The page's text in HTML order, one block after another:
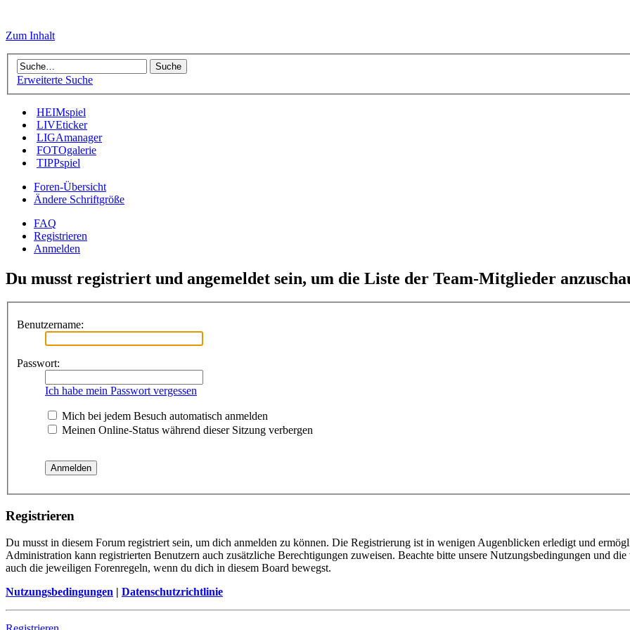
Zum Inhalt
Erweiterte Suche
HEIMspiel
LIVEticker
LIGAmanager
FOTOgalerie
TIPPspiel
Foren-Übersicht
Ändere Schriftgröße
FAQ
Registrieren
Anmelden
Du musst registriert und angemeldet sein, um die Liste der Team-Mitglieder
Benutzername:
Passwort:
Ich habe mein Passwort vergessen
Mich bei jedem Besuch automatisch anmelden
Meinen Online-Status während dieser Sitzung verbergen
Registrieren
Du musst in diesem Forum registriert sein, um dich anmelden zu können. Die Registrierung ist in wenigen Augenblicken erledigt und
Administration kann registrierten Benutzern auch zusätzliche Berechtigungen zuweisen. Beachte bitte unsere Nutzungsbedingungen und
auch die jeweiligen Forenregeln, wenn du dich in diesem Board bewegst.
Nutzungsbedingungen | Datenschutzrichtlinie